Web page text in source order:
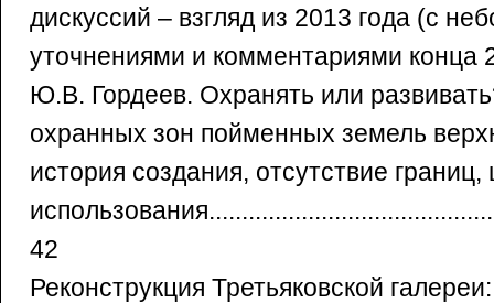
дискуссий – взгляд из 2013 года (с
уточнениями и комментариями конца
Ю.В. Гордеев. Охранять или
охранных зон пойменных земель
история создания, отсутствие
42
Реконструкция Третьяковской